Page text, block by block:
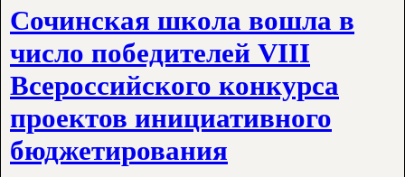
Сочинская школа вошла в
число победителей VIII
Всероссийского конкурса
проектов инициативного
бюджетирования